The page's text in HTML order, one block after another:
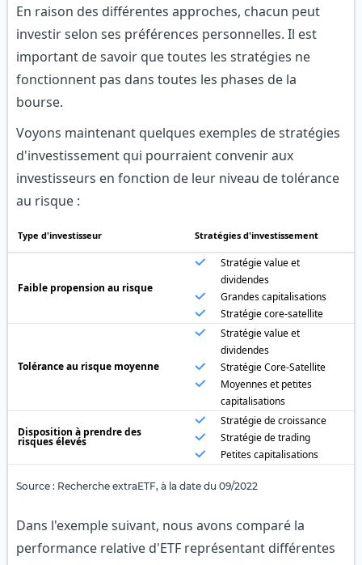
En raison des différentes approches, chacun peut
investir selon ses préférences personnelles. Il est
important de savoir que toutes les stratégies ne
fonctionnent pas dans toutes les phases de la
bourse.
Voyons maintenant quelques exemples de stratégies
d'investissement qui pourraient convenir aux
investisseurs en fonction de leur niveau de tolérance
au risque :
Type d'investisseur Stratégies d'investissement
Faible propension au risque
Stratégie value et
dividendes
Grandes capitalisations
Stratégie core-satellite
Tolérance au risque moyenne
Stratégie value et
dividendes
Stratégie Core-Satellite
Moyennes et petites
capitalisations
Disposition à prendre des
risques élevés
Stratégie de croissance
Stratégie de trading
Petites capitalisations
Source : Recherche extraETF, à la date du 09/2022
Dans l'exemple suivant, nous avons comparé la
performance relative d'ETF représentant différentes